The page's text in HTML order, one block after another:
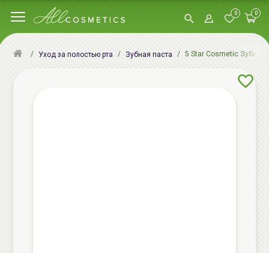
0 0
Уход за полостью рта Зубная паста 5 Star Cosmetic Зубная